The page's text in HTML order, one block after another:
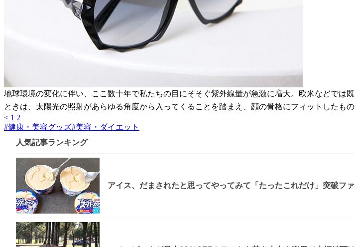
地球環境の変化に伴い、ここ数十年で私たちの目にそそぐ紫外線量が急激に増大。欧米などで
ときは、太陽光の照射があらゆる角度から入ってくることを踏まえ、顔の骨格にフィットしたも
< 1 2
#健康・美容グッズ#美容・ダイエット
人気記事ランキング
アイス、だまされたと思ってやってみて「たったこれだけ」突破フ